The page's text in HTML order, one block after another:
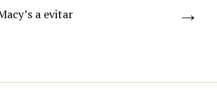
→
a evitar